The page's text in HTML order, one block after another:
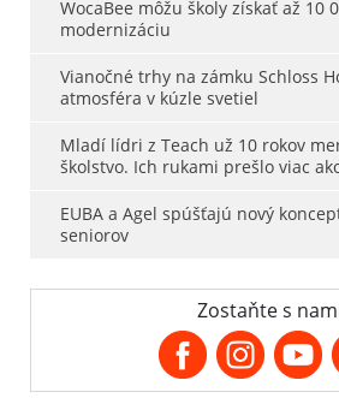
WocaBee môžu školy získať až 10
modernizáciu
Vianočné trhy na zámku Schloss
atmosféra v kúzle svetiel
Mladí lídri z Teach už 10 rokov
školstvo. Ich rukami prešlo viac
EUBA a Agel spúšťajú nový
seniorov
Zostaňte s